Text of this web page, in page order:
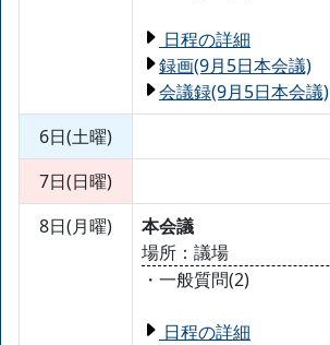
日程の詳細
録画(9月5日本会議)
会議録(9月5日本会議)
6日(土曜)
7日(日曜)
8日(月曜)
本会議
場所：議場
・一般質問(2)
日程の詳細